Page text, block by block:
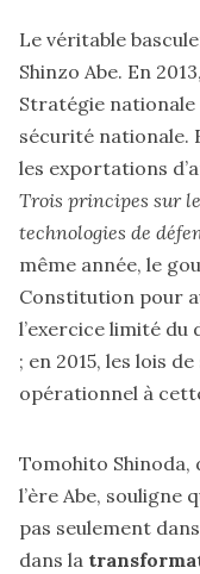
Le véritable
Shinzo Abe. En
Stratégie nationale
sécurité nationale.
les exportations
Trois principes sur
technologies de
même année, le
Constitution pour
l’exercice limité
; en 2015, les lois
opérationnel à
Tomohito Shinoda,
l’ère Abe, souligne
pas seulement
dans la